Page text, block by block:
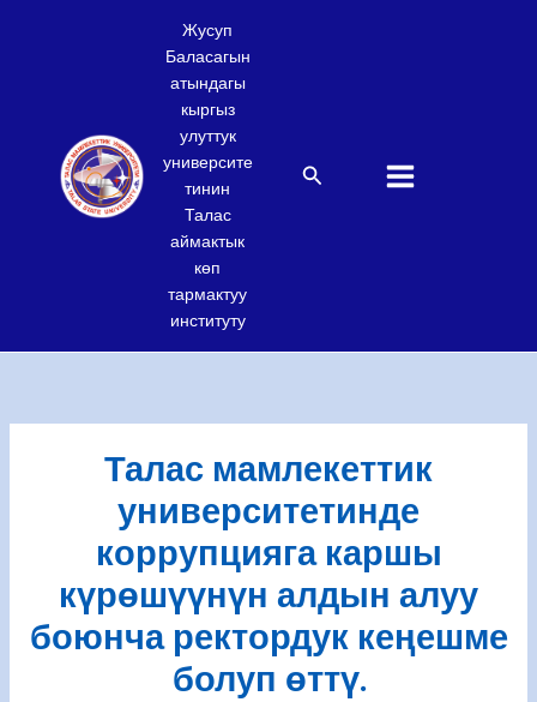
Жусуп
Баласагын
атындагы
кыргыз
улуттук
университе
тинин
Талас
аймактык
көп
тармактуу
институту
Search
Талас мамлекеттик
университетинде
коррупцияга каршы
күрөшүүнүн алдын алуу
боюнча ректордук кеңешме
болуп өттү.